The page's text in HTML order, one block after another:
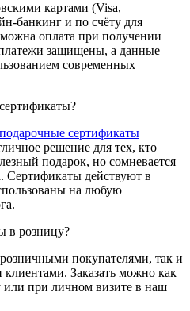
картами (Visa,
банкинг и по счёту для
оплата при получении
защищены, а данные
современных
подарочные сертификаты
решение для тех, кто
подарок, но сомневается
Сертификаты действуют в
на любую
в розницу?
покупателями, так и
Заказать можно как
или при личном визите в наш